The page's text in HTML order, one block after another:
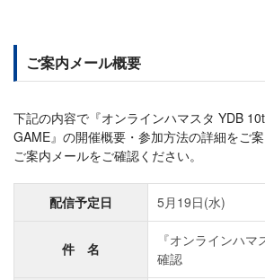
ご案内メール概要
下記の内容で『オンラインハマスタ YDB
GAME』の開催概要・参加方法の詳細をご
ご案内メールをご確認ください。
配信予定日 5月19日(水)
件 名
『オンラインハ
確認